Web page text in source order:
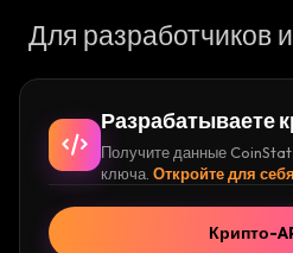
Для разработчиков
Разрабатываете
Получите данные
ключа. Откройте для
Крипто-